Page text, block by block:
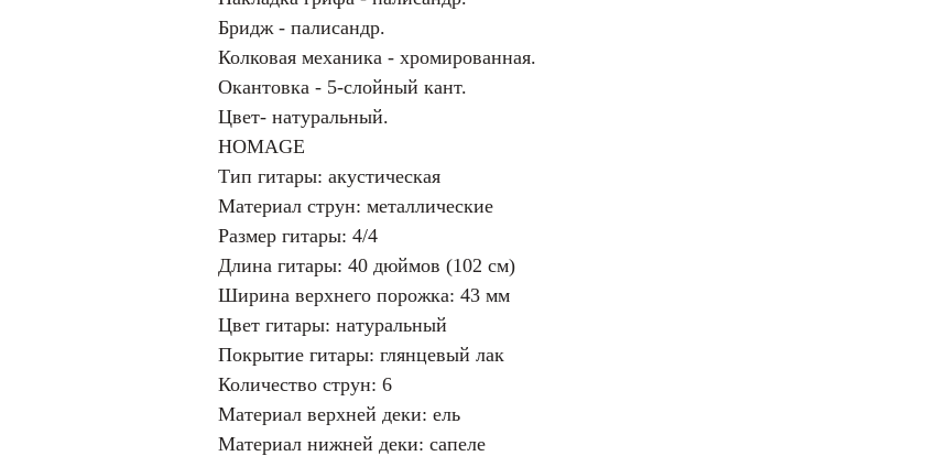
Бридж - палисандр.
Колковая механика - хромированная.
Окантовка - 5-слойный кант.
Цвет- натуральный.
HOMAGE
Тип гитары: акустическая
Материал струн: металлические
Размер гитары: 4/4
Длина гитары: 40 дюймов (102 см)
Ширина верхнего порожка: 43 мм
Цвет гитары: натуральный
Покрытие гитары: глянцевый лак
Количество струн: 6
Материал верхней деки: ель
Материал нижней деки: сапеле